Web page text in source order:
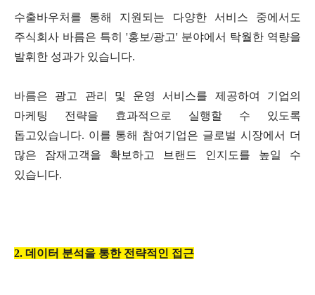
수출바우처를 통해 지원되는 다양한 서비스 중에서도
주식회사 바름은 특히 '홍보/광고' 분야에서 탁월한 역량을
발휘한 성과가 있습니다.
바름은 광고 관리 및 운영 서비스를 제공하여 기업의
마케팅 전략을 효과적으로 실행할 수 있도록
돕고있습니다. 이를 통해 참여기업은 글로벌 시장에서 더
많은 잠재고객을 확보하고 브랜드 인지도를 높일 수
있습니다.
2. 데이터 분석을 통한 전략적인 접근